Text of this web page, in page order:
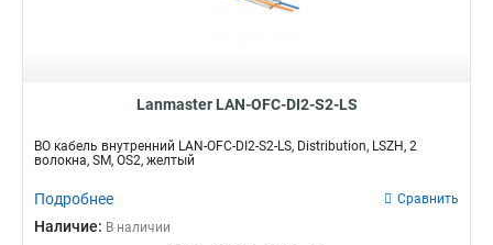
Lanmaster LAN-OFC-DI2-S2-LS
ВО кабель внутренний LAN-OFC-DI2-S2-LS, Distribution, LSZH, 2
волокна, SM, OS2, желтый
Подробнее Сравнить
Наличие: В наличии